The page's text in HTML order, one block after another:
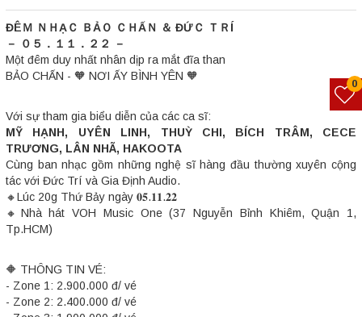
ĐÊＭ ＮＨẠＣ ＢẢＯ ＣＨẤＮ ＆ ĐỨＣ ＴＲÍ
－ ０５．１１．２２ －
Một đêm duy nhất nhân dịp ra mắt đĩa than
BẢO CHẤN - 🧡 NƠI ẤY BÌNH YÊN 🧡
Với sự tham gia biểu diễn của các ca sĩ:
MỸ HẠNH, UYÊN LINH, THUỲ CHI, BÍCH TRÂM, CECE
TRƯƠNG, LÂN NHÃ, HAKOOTA
Cùng ban nhạc gồm những nghệ sĩ hàng đầu thường xuyên cộng
tác với Đức Trí và Gia Định Audio.
🔸️Lúc 20g Thứ Bảy ngày 𝟎𝟓.𝟏𝟏.𝟐𝟐
🔸️Nhà hát VOH Music One (37 Nguyễn Bỉnh Khiêm, Quận 1,
Tp.HCM)
🔶️ THÔNG TIN VÉ:
- Zone 1: 2.900.000 đ/ vé
- Zone 2: 2.400.000 đ/ vé
0